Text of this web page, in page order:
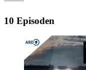
10 Episoden